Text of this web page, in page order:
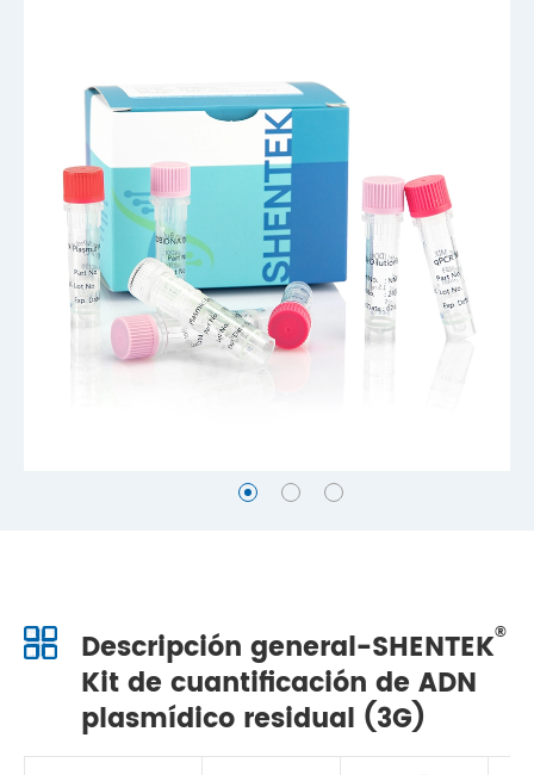
Descripción general-SHENTEK®
Kit de cuantificación de ADN
plasmídico residual (3G)